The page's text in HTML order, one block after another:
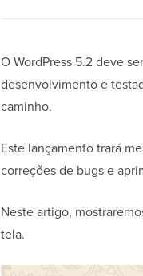
O WordPress 5.2 deve
desenvolvimento e
caminho.
Este lançamento trará
correções de bugs e
Neste artigo,
tela.